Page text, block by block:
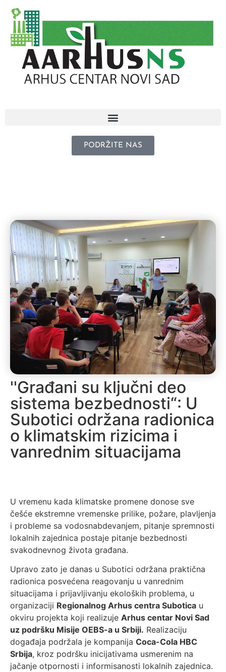
PODRŽITE NAS
''Građani su ključni deo
sistema bezbednosti“: U
Subotici održana radionica
o klimatskim rizicima i
vanrednim situacijama
U vremenu kada klimatske promene donose sve
češće ekstremne vremenske prilike, požare, plavljenja
i probleme sa vodosnabdevanjem, pitanje spremnosti
lokalnih zajednica postaje pitanje bezbednosti
svakodnevnog života građana.
Upravo zato je danas u Subotici održana praktična
radionica posvećena reagovanju u vanrednim
situacijama i prijavljivanju ekoloških problema, u
organizaciji Regionalnog Arhus centra Subotica u
okviru projekta koji realizuje Arhus centar Novi Sad
uz podršku Misije OEBS-a u Srbiji. Realizaciju
događaja podržala je kompanija Coca-Cola HBC
Srbija, kroz podršku inicijativama usmerenim na
jačanje otpornosti i informisanosti lokalnih zajednica.